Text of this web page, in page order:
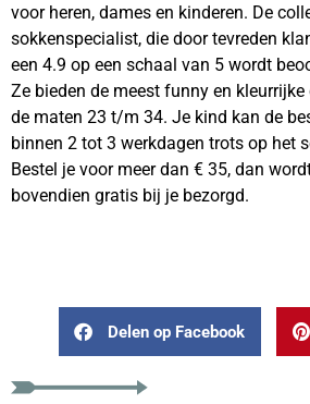
voor heren, dames en kinderen. De
sokkenspecialist, die door tevreden
een 4.9 op een schaal van 5 wordt
Ze bieden de meest funny en
de maten 23 t/m 34. Je kind kan de
binnen 2 tot 3 werkdagen trots op het
Bestel je voor meer dan € 35, dan
bovendien gratis bij je bezorgd.
Delen op Facebook